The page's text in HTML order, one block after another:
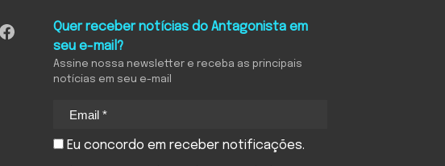
Quer receber notícias do Antagonista em
seu e-mail?
Assine nossa newsletter e receba as principais
notícias em seu e-mail
Eu concordo em receber notificações.